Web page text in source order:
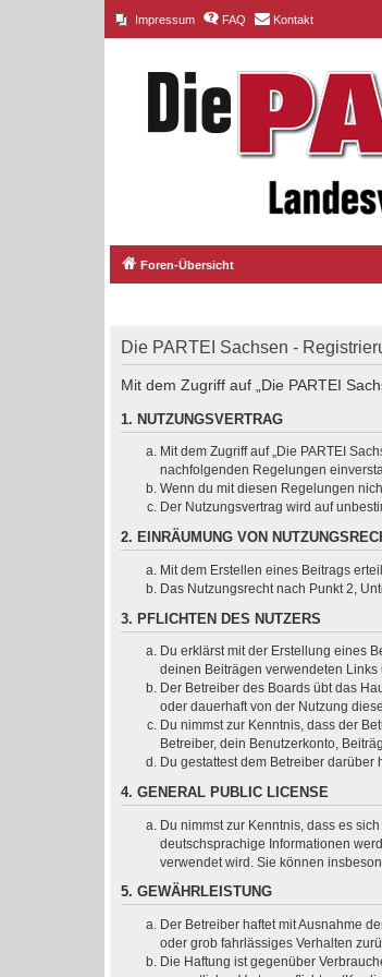
Impressum FAQ Kontakt
Foren-Übersicht
Die PARTEI Sachsen -
Mit dem Zugriff auf „Die PARTEI
1. NUTZUNGSVERTRAG
Mit dem Zugriff auf „Die PARTEI
nachfolgenden Regelungen
Wenn du mit diesen Regelungen
Der Nutzungsvertrag wird auf
2. EINRÄUMUNG VON
Mit dem Erstellen eines Beitrags
Das Nutzungsrecht nach Punkt 2,
3. PFLICHTEN DES NUTZERS
Du erklärst mit der Erstellung eines
deinen Beiträgen verwendeten
Der Betreiber des Boards übt das
oder dauerhaft von der Nutzung
Du nimmst zur Kenntnis, dass der
Betreiber, dein Benutzerkonto,
Du gestattest dem Betreiber
4. GENERAL PUBLIC LICENSE
Du nimmst zur Kenntnis, dass es sich
deutschsprachige Informationen
verwendet wird. Sie können
5. GEWÄHRLEISTUNG
Der Betreiber haftet mit Ausnahme
oder grob fahrlässiges Verhalten
Die Haftung ist gegenüber